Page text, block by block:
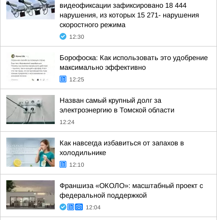
видеофиксации зафиксировано 18 444
нарушения, из которых 15 271- нарушения
скоростного режима
12:30
Борофоска: Как использовать это удобрение
максимально эффективно
12:25
Назван самый крупный долг за
электроэнергию в Томской области
12:24
Как навсегда избавиться от запахов в
холодильнике
12:10
Франшиза «ОКОЛО»: масштабный проект с
федеральной поддержкой
12:04